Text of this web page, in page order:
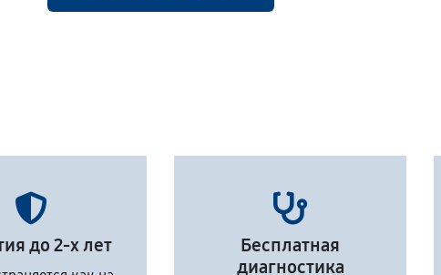
до 2-х лет
Бесплатная
диагностика